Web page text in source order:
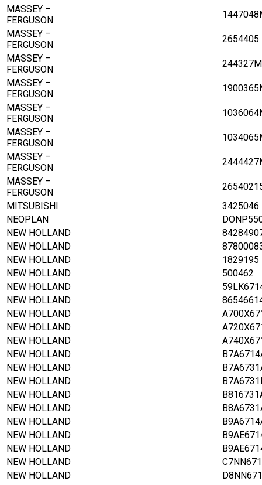
MASSEY –
FERGUSON
MASSEY –
FERGUSON
2654405
MASSEY –
FERGUSON
MASSEY –
FERGUSON
MASSEY –
FERGUSON
MASSEY –
FERGUSON
MASSEY –
FERGUSON
MASSEY –
FERGUSON
MITSUBISHI
3425046
NEOPLAN
NEW HOLLAND
NEW HOLLAND
NEW HOLLAND
1829195
NEW HOLLAND
500462
NEW HOLLAND
NEW HOLLAND
NEW HOLLAND
NEW HOLLAND
NEW HOLLAND
NEW HOLLAND
NEW HOLLAND
NEW HOLLAND
NEW HOLLAND
NEW HOLLAND
NEW HOLLAND
NEW HOLLAND
NEW HOLLAND
NEW HOLLAND
NEW HOLLAND